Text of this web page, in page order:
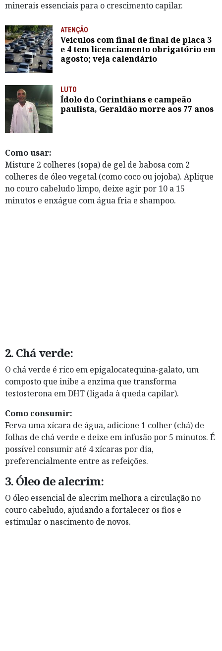
minerais essenciais para o crescimento capilar.
ATENÇÃO
Veículos com final de final de placa 3
e 4 tem licenciamento obrigatório em
agosto; veja calendário
LUTO
Ídolo do Corinthians e campeão
paulista, Geraldão morre aos 77 anos
Como usar:
Misture 2 colheres (sopa) de gel de babosa com 2
colheres de óleo vegetal (como coco ou jojoba). Aplique
no couro cabeludo limpo, deixe agir por 10 a 15
minutos e enxágue com água fria e shampoo.
2.Chá verde:
O chá verde é rico em epigalocatequina-galato, um
composto que inibe a enzima que transforma
testosterona em DHT (ligada à queda capilar).
Como consumir:
Ferva uma xícara de água, adicione 1 colher (chá) de
folhas de chá verde e deixe em infusão por 5 minutos. É
possível consumir até 4 xícaras por dia,
preferencialmente entre as refeições.
3.Óleo de alecrim:
O óleo essencial de alecrim melhora a circulação no
couro cabeludo, ajudando a fortalecer os fios e
estimular o nascimento de novos.